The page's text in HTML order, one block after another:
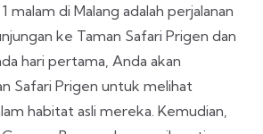
malam di Malang adalah perjalanan
ke Taman Safari Prigen dan
hari pertama, Anda akan
Safari Prigen untuk melihat
habitat asli mereka. Kemudian,